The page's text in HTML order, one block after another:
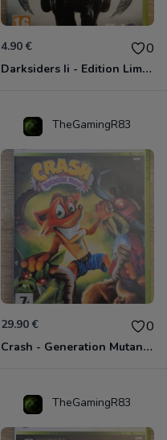
4.90 € 0
Darksiders Ii - Edition Limitée Xbox 360
TheGamingR83
29.90 € 0
Crash - Generation Mutant Xbox 360
TheGamingR83